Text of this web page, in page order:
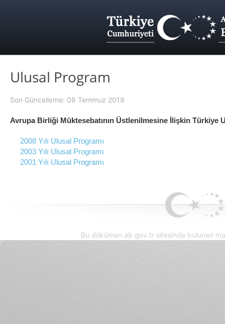
Ulusal Program
Son Güncelleme: 08 Temmuz 2019
Avrupa Birliği Müktesebatının Üstlenilmesine İlişkin Türkiye
2008 Yılı Ulusal Programı
2003 Yılı Ulusal Programı
2001 Yılı Ulusal Programı
Bu döküman ab.gov.tr sitesinde bulunan